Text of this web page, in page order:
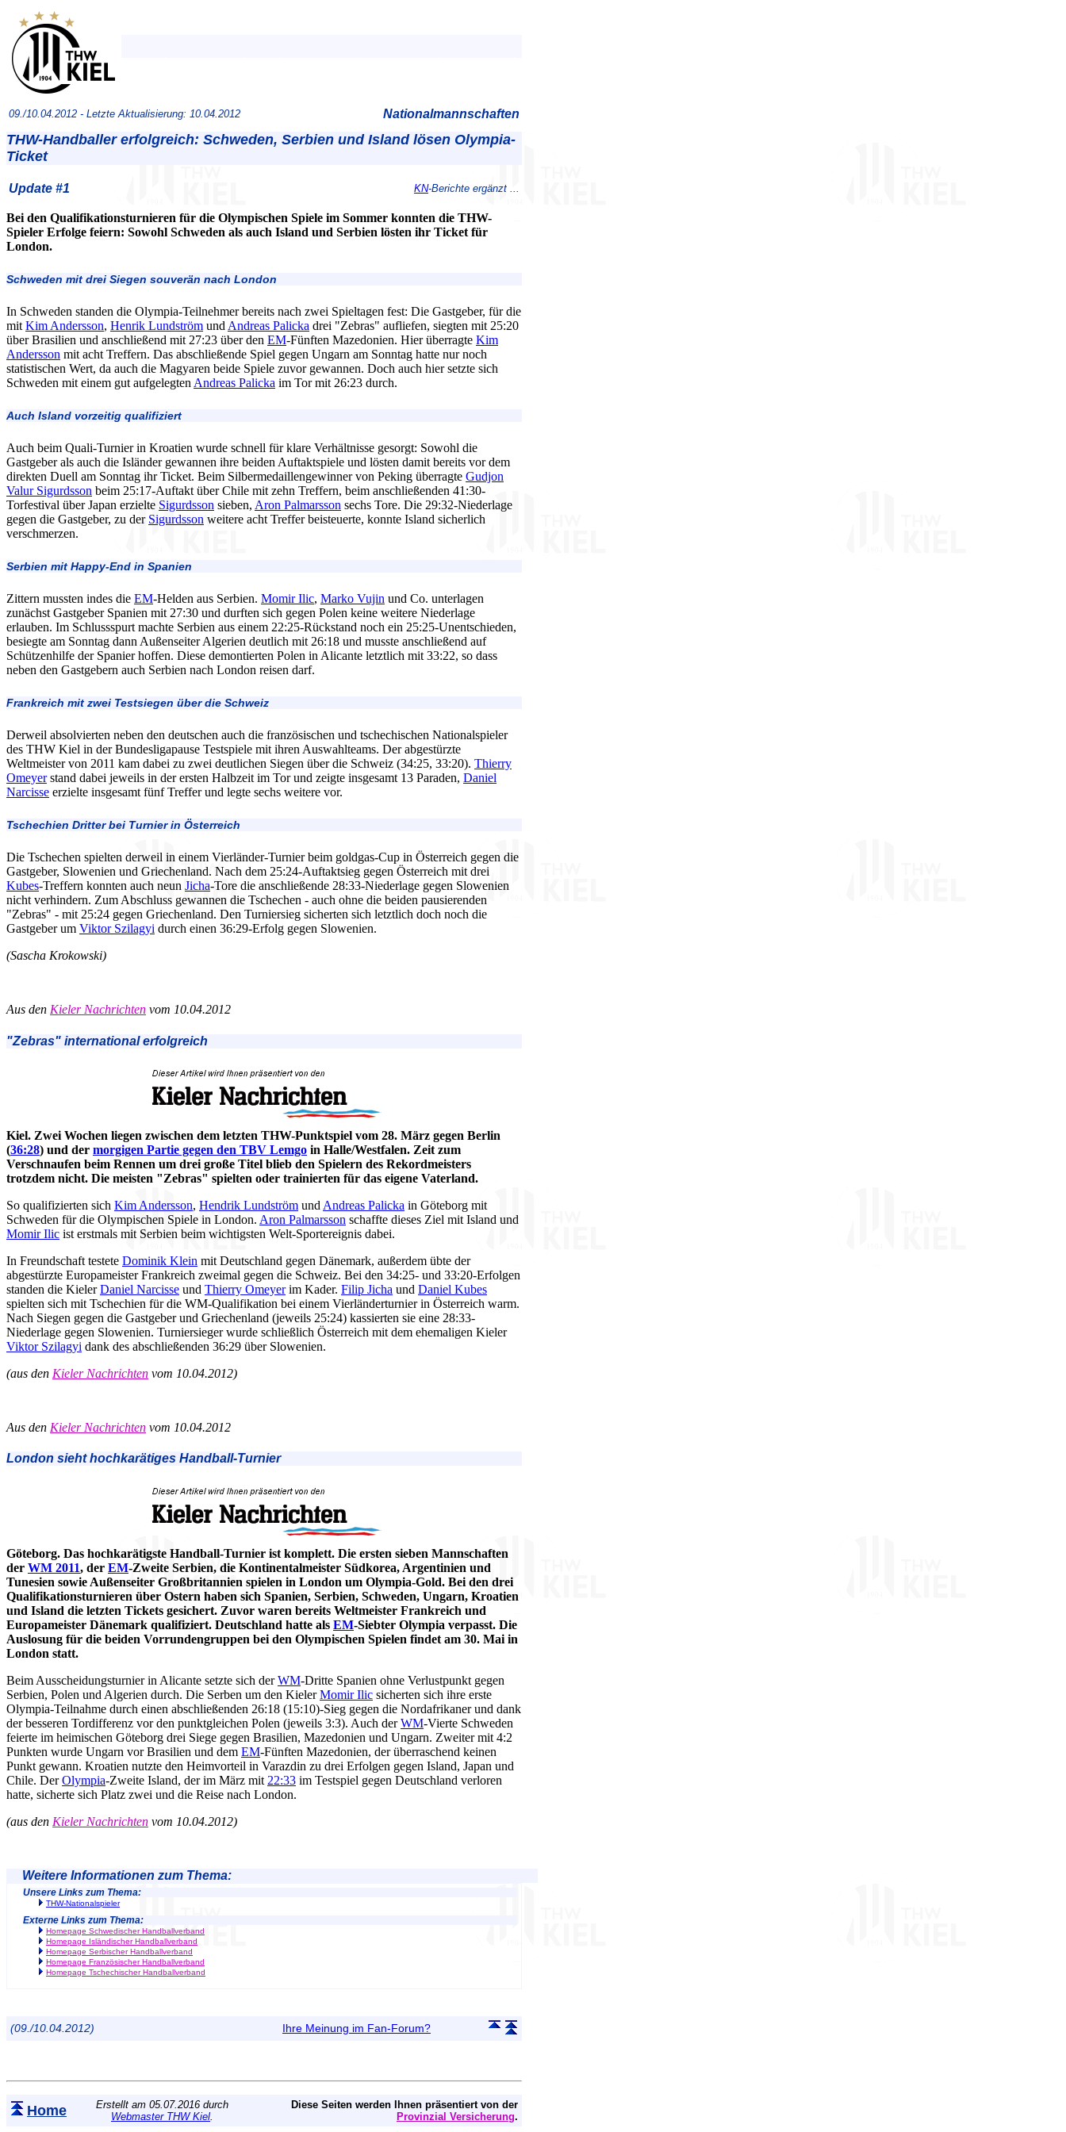
09./10.04.2012 - Letzte Aktualisierung: 10.04.2012 Nationalmannschaften
THW-Handballer erfolgreich: Schweden, Serbien und Island lösen Olympia-
Ticket
Update #1 KN-Berichte ergänzt ...
Bei den Qualifikationsturnieren für die Olympischen Spiele im Sommer konnten die THW-
Spieler Erfolge feiern: Sowohl Schweden als auch Island und Serbien lösten ihr Ticket für
London.
Schweden mit drei Siegen souverän nach London
In Schweden standen die Olympia-Teilnehmer bereits nach zwei Spieltagen fest: Die Gastgeber, für die
mit Kim Andersson, Henrik Lundström und Andreas Palicka drei "Zebras" aufliefen, siegten mit 25:20
über Brasilien und anschließend mit 27:23 über den EM-Fünften Mazedonien. Hier überragte Kim
Andersson mit acht Treffern. Das abschließende Spiel gegen Ungarn am Sonntag hatte nur noch
statistischen Wert, da auch die Magyaren beide Spiele zuvor gewannen. Doch auch hier setzte sich
Schweden mit einem gut aufgelegten Andreas Palicka im Tor mit 26:23 durch.
Auch Island vorzeitig qualifiziert
Auch beim Quali-Turnier in Kroatien wurde schnell für klare Verhältnisse gesorgt: Sowohl die
Gastgeber als auch die Isländer gewannen ihre beiden Auftaktspiele und lösten damit bereits vor dem
direkten Duell am Sonntag ihr Ticket. Beim Silbermedaillengewinner von Peking überragte Gudjon
Valur Sigurdsson beim 25:17-Auftakt über Chile mit zehn Treffern, beim anschließenden 41:30-
Torfestival über Japan erzielte Sigurdsson sieben, Aron Palmarsson sechs Tore. Die 29:32-Niederlage
gegen die Gastgeber, zu der Sigurdsson weitere acht Treffer beisteuerte, konnte Island sicherlich
verschmerzen.
Serbien mit Happy-End in Spanien
Zittern mussten indes die EM-Helden aus Serbien. Momir Ilic, Marko Vujin und Co. unterlagen
zunächst Gastgeber Spanien mit 27:30 und durften sich gegen Polen keine weitere Niederlage
erlauben. Im Schlussspurt machte Serbien aus einem 22:25-Rückstand noch ein 25:25-Unentschieden,
besiegte am Sonntag dann Außenseiter Algerien deutlich mit 26:18 und musste anschließend auf
Schützenhilfe der Spanier hoffen. Diese demontierten Polen in Alicante letztlich mit 33:22, so dass
neben den Gastgebern auch Serbien nach London reisen darf.
Frankreich mit zwei Testsiegen über die Schweiz
Derweil absolvierten neben den deutschen auch die französischen und tschechischen Nationalspieler
des THW Kiel in der Bundesligapause Testspiele mit ihren Auswahlteams. Der abgestürzte
Weltmeister von 2011 kam dabei zu zwei deutlichen Siegen über die Schweiz (34:25, 33:20). Thierry
Omeyerstand dabei jeweils in der ersten Halbzeit im Tor und zeigte insgesamt 13 Paraden, Daniel
Narcisse erzielte insgesamt fünf Treffer und legte sechs weitere vor.
Tschechien Dritter bei Turnier in Österreich
Die Tschechen spielten derweil in einem Vierländer-Turnier beim goldgas-Cup in Österreich gegen die
Gastgeber, Slowenien und Griechenland. Nach dem 25:24-Auftaktsieg gegen Österreich mit drei
Kubes-Treffern konnten auch neun Jicha-Tore die anschließende 28:33-Niederlage gegen Slowenien
nicht verhindern. Zum Abschluss gewannen die Tschechen - auch ohne die beiden pausierenden
"Zebras" - mit 25:24 gegen Griechenland. Den Turniersieg sicherten sich letztlich doch noch die
Gastgeber um Viktor Szilagyi durch einen 36:29-Erfolg gegen Slowenien.
(Sascha Krokowski)
Aus den Kieler Nachrichten vom 10.04.2012
"Zebras" international erfolgreich
Kiel. Zwei Wochen liegen zwischen dem letzten THW-Punktspiel vom 28. März gegen Berlin
(36:28) und der morgigen Partie gegen den TBV Lemgo in Halle/Westfalen. Zeit zum
Verschnaufen beim Rennen um drei große Titel blieb den Spielern des Rekordmeisters
trotzdem nicht. Die meisten "Zebras" spielten oder trainierten für das eigene Vaterland.
So qualifizierten sich Kim Andersson, Hendrik Lundström und Andreas Palicka in Göteborg mit
Schweden für die Olympischen Spiele in London. Aron Palmarsson schaffte dieses Ziel mit Island und
Momir Ilic ist erstmals mit Serbien beim wichtigsten Welt-Sportereignis dabei.
In Freundschaft testete Dominik Klein mit Deutschland gegen Dänemark, außerdem übte der
abgestürzte Europameister Frankreich zweimal gegen die Schweiz. Bei den 34:25- und 33:20-Erfolgen
standen die KielerDaniel Narcisse und Thierry Omeyerim Kader. Filip Jicha und Daniel Kubes
spielten sich mit Tschechien für die WM-Qualifikation bei einem Vierländerturnier in Österreich warm.
Nach Siegen gegen die Gastgeber und Griechenland (jeweils 25:24) kassierten sie eine 28:33-
Niederlage gegen Slowenien. Turniersieger wurde schließlich Österreich mit dem ehemaligen Kieler
Viktor Szilagyi dank des abschließenden 36:29 über Slowenien.
(aus den Kieler Nachrichten vom 10.04.2012)
Aus den Kieler Nachrichten vom 10.04.2012
London sieht hochkarätiges Handball-Turnier
Göteborg. Das hochkarätigste Handball-Turnier ist komplett. Die ersten sieben Mannschaften
der WM 2011, der EM-Zweite Serbien, die Kontinentalmeister Südkorea, Argentinien und
Tunesien sowie Außenseiter Großbritannien spielen in London um Olympia-Gold. Bei den drei
Qualifikationsturnieren über Ostern haben sich Spanien, Serbien, Schweden, Ungarn, Kroatien
und Island die letzten Tickets gesichert. Zuvor waren bereits Weltmeister Frankreich und
Europameister Dänemark qualifiziert. Deutschland hatte als EM-Siebter Olympia verpasst. Die
Auslosung für die beiden Vorrundengruppen bei den Olympischen Spielen findet am 30. Mai in
London statt.
Beim Ausscheidungsturnier in Alicante setzte sich derWM-Dritte Spanien ohne Verlustpunkt gegen
Serbien, Polen und Algerien durch. Die Serben um den KielerMomir Ilic sicherten sich ihre erste
Olympia-Teilnahme durch einen abschließenden 26:18 (15:10)-Sieg gegen die Nordafrikaner und dank
der besseren Tordifferenz vor den punktgleichen Polen (jeweils 3:3). Auch derWM-Vierte Schweden
feierte im heimischen Göteborg drei Siege gegen Brasilien, Mazedonien und Ungarn. Zweiter mit 4:2
Punkten wurde Ungarn vor Brasilien und dem EM-Fünften Mazedonien, der überraschend keinen
Punkt gewann. Kroatien nutzte den Heimvorteil in Varazdin zu drei Erfolgen gegen Island, Japan und
Chile. DerOlympia-Zweite Island, der im März mit 22:33 im Testspiel gegen Deutschland verloren
hatte, sicherte sich Platz zwei und die Reise nach London.
(aus den Kieler Nachrichten vom 10.04.2012)
Weitere Informationen zum Thema:
Unsere Links zum Thema:
THW-Nationalspieler
Externe Links zum Thema:
Homepage Schwedischer Handballverband
Homepage Isländischer Handballverband
Homepage Serbischer Handballverband
Homepage Französischer Handballverband
Homepage Tschechischer Handballverband
(09./10.04.2012) Ihre Meinung im Fan-Forum?
Home
Erstellt am 05.07.2016 durch
Webmaster THW Kiel
Diese Seiten werden Ihnen präsentiert von der
Provinzial Versicherung.